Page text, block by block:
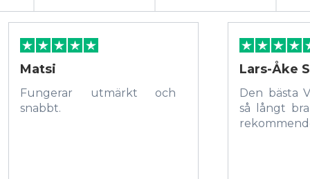
Matsi
Fungerar utmärkt och
snabbt.
Lars-Åke
Den bästa
så långt